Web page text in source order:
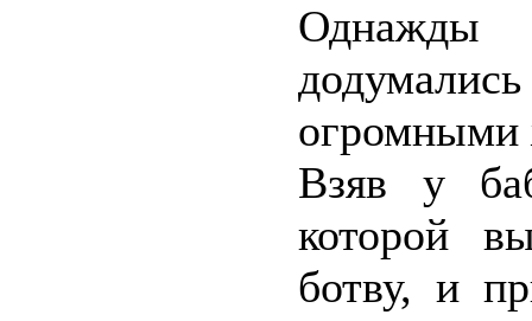
Однажды
Взяв у
которой
ботву, и